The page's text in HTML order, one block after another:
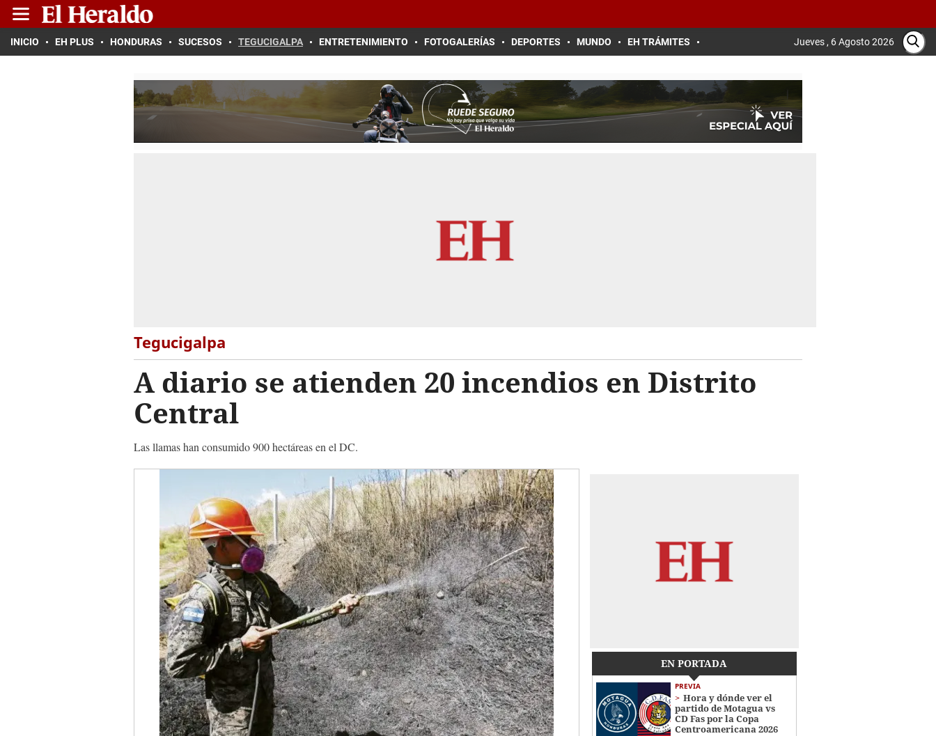
INICIO EH PLUS HONDURAS SUCESOS TEGUCIGALPA ENTRETENIMIENTO FOTOGALERÍAS DEPORTES MUNDO EH TRÁMITES Jueves , 6 Agosto 2026
Tegucigalpa
A diario se atienden 20 incendios en Distrito
Central
Las llamas han consumido 900 hectáreas en el DC.
EN PORTADA
PREVIA
Hora y dónde ver el
partido de Motagua vs
CD Fas por la Copa
Centroamericana 2026